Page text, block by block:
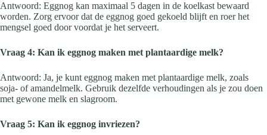
Antwoord: Eggnog kan maximaal 5 dagen in de koelkast bewaard
worden. Zorg ervoor dat de eggnog goed gekoeld blijft en roer het
mengsel goed door voordat je het serveert.
Vraag 4: Kan ik eggnog maken met plantaardige melk?
Antwoord: Ja, je kunt eggnog maken met plantaardige melk, zoals
soja- of amandelmelk. Gebruik dezelfde verhoudingen als je zou doen
met gewone melk en slagroom.
Vraag 5: Kan ik eggnog invriezen?